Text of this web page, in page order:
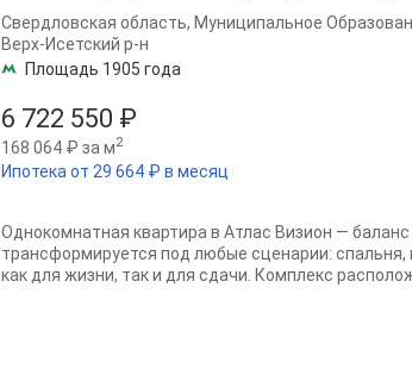
6 722 550 ₽
168 064 ₽ за м2
Ипотека от 29 664 ₽ в месяц
Свердловская область, Муниципальное
Верх-Исетский р-н
Площадь 1905 года
Однокомнатная квартира в Атлас Визион —
трансформируется под любые сценарии:
как для жизни, так и для сдачи. Комплекс